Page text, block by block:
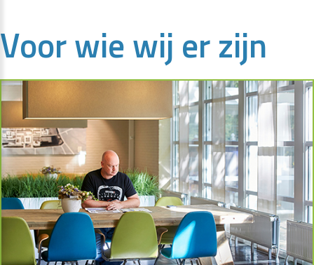
Voorwiewij erzijn